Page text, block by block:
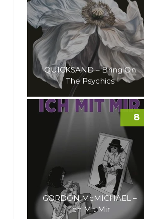
QUICKSAND – Bring On
The Psychics
GORDON McMICHAEL –
Ich Mit Mir
8